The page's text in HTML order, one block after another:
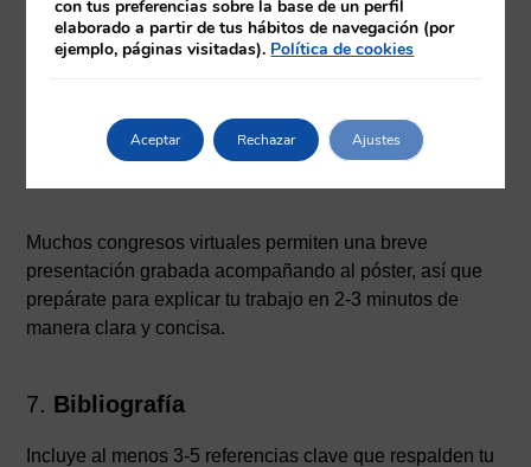
Asegúrate de revisar las indicaciones técnicas del
congreso:
Tamaño y resolución del póster.
Formato de archivo (PDF, JPG, etc.).
Muchos congresos virtuales permiten una breve
presentación grabada acompañando al póster, así que
prepárate para explicar tu trabajo en 2-3 minutos de
manera clara y concisa.
7. Bibliografía
Incluye al menos 3-5 referencias clave que respalden tu
con tus preferencias sobre la base de un perfil
elaborado a partir de tus hábitos de navegación (por
ejemplo, páginas visitadas). Política de cookies
Aceptar Rechazar Ajustes